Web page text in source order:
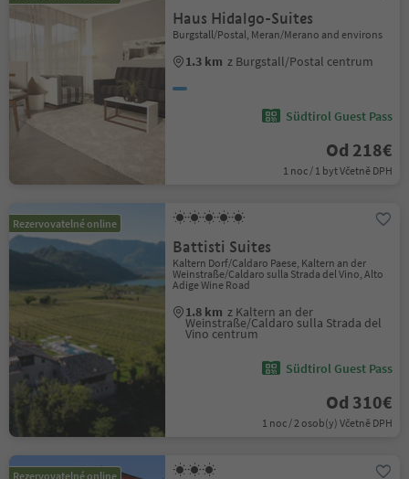
Haus Hidalgo-Suites
Burgstall/Postal, Meran/Merano and environs
1.3 km z Burgstall/Postal centrum
Südtirol Guest Pass
Od 218€
1 noc / 1 byt Včetně DPH
Rezervovatelné online
Battisti Suites
Kaltern Dorf/Caldaro Paese, Kaltern an der
Weinstraße/Caldaro sulla Strada del Vino, Alto
Adige Wine Road
1.8 km z Kaltern an der
Weinstraße/Caldaro sulla Strada del
Vino centrum
Südtirol Guest Pass
Od 310€
1 noc / 2 osob(y) Včetně DPH
Rezervovatelné online